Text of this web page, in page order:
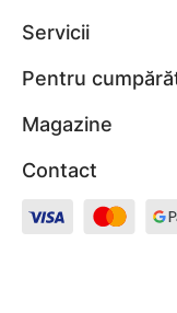
Servicii
Pentru
Magazine
Contact